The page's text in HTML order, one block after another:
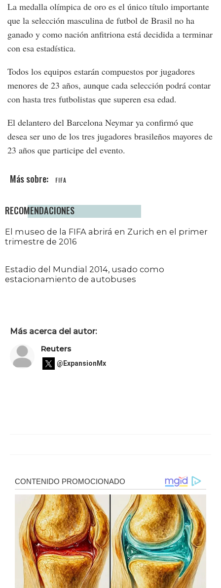
La medalla olímpica de oro es el único título importante
que la selección masculina de futbol de Brasil no ha
ganado y como nación anfitriona está decidida a terminar
con esa estadística.
Todos los equipos estarán compuestos por jugadores
menores de 23 años, aunque cada selección podrá contar
con hasta tres futbolistas que superen esa edad.
El delantero del Barcelona Neymar ya confirmó que
desea ser uno de los tres jugadores brasileños mayores de
23 años que participe del evento.
FIFA
RECOMENDACIONES
El museo de la FIFA abrirá en Zurich en el primer
trimestre de 2016
Estadio del Mundial 2014, usado como
estacionamiento de autobuses
Más acerca del autor:
Reuters
@ExpansionMx